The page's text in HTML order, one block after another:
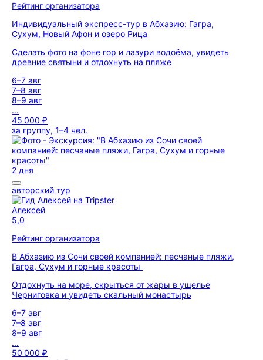
Рейтинг организатора
Индивидуальный экспресс-тур в Абхазию: Гагра,
Сухум, Новый Афон и озеро Рица
Сделать фото на фоне гор и лазури водоёма, увидеть
древние святыни и отдохнуть на пляже
6–7 авг
7–8 авг
8–9 авг
...
45 000 ₽
за группу, 1–4 чел.
2 дня
авторский тур
Алексей
5,0
Рейтинг организатора
В Абхазию из Сочи своей компанией: песчаные пляжи,
Гагра, Сухум и горные красоты
Отдохнуть на море, скрыться от жары в ущелье
Черниговка и увидеть скальный монастырь
6–7 авг
7–8 авг
8–9 авг
...
50 000 ₽